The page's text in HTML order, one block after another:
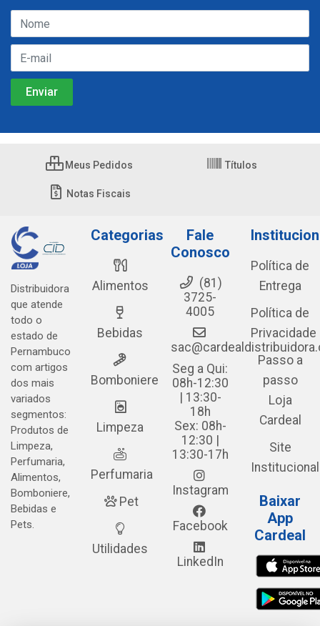
Meus Pedidos Títulos
Notas Fiscais
Distribuidora
que atende
todo o
estado de
Pernambuco
com artigos
dos mais
variados
segmentos:
Produtos de
Limpeza,
Perfumaria,
Alimentos,
Bomboniere,
Bebidas e
Pets.
Categorias
Alimentos
Bebidas
Bomboniere
Limpeza
Perfumaria
Pet
Utilidades
Fale
Conosco
(81)
3725-
4005
Seg a Qui:
08h-12:30
| 13:30-
18h
Sex: 08h-
12:30 |
13:30-17h
Instagram
Facebook
LinkedIn
Política de
Entrega
Política de
Privacidade
Passo a
passo
Loja
Cardeal
Site
Institucional
Baixar
App
Cardeal